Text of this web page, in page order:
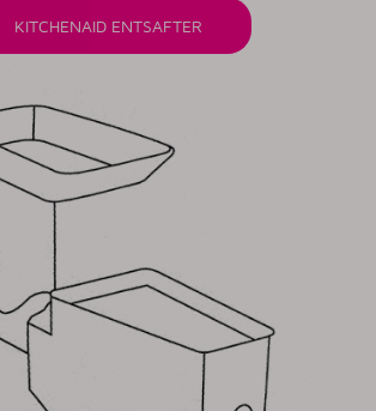
KITCHENAID ENTSAFTER